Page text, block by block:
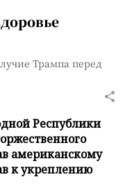
Трампа перед
Республики
американскому
к укреплению